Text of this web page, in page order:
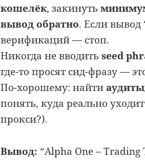
кошелёк, закинуть
вывод обратно. Если вывод
верификаций — стоп.
Никогда не вводитьseed
где-то просят сид-фразу —
По-хорошему: найти
понять, куда реально
прокси?).
Вывод: “Alpha One –